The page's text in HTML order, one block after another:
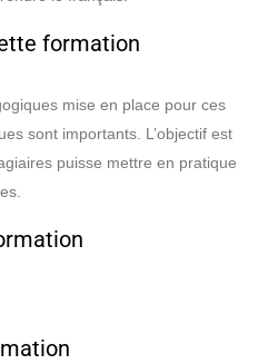
formation
mise en place pour ces
sont importants. L’objectif est
puisse mettre en pratique